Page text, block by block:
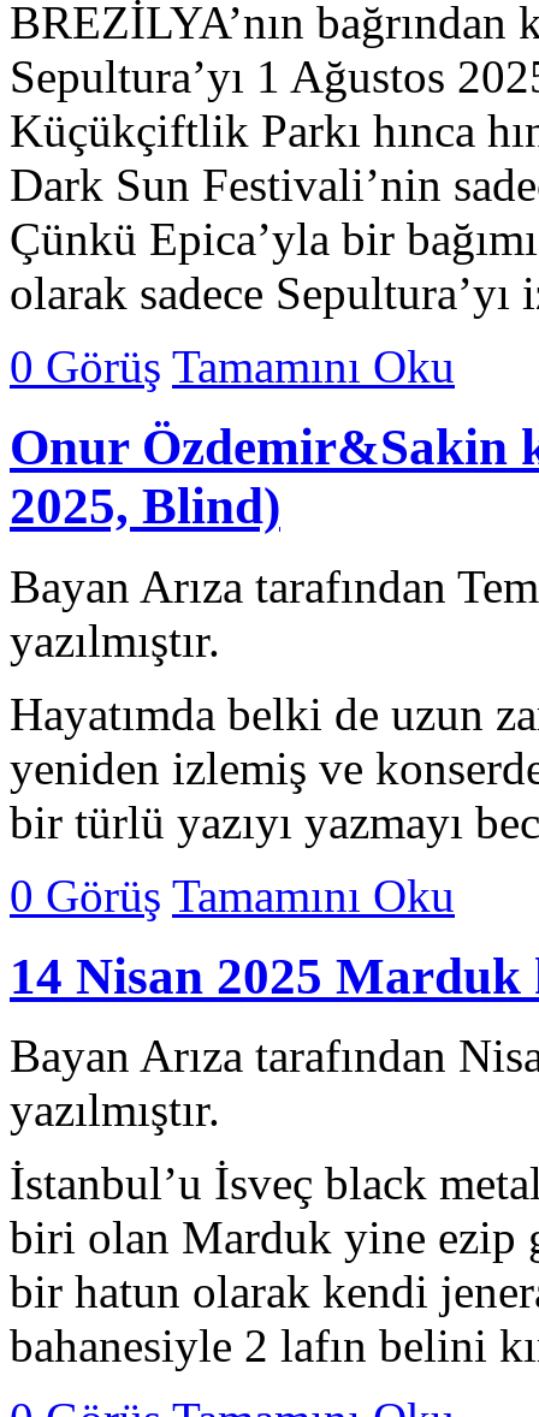
BREZİLYA’nın
Sepultura’yı 1 Ağustos
Küçükçiftlik Parkı hınca
Dark Sun Festivali’nin
Çünkü Epica’yla bir
olarak sadece
0 Görüş Tamamını Oku
Onur Özdemir&Sakin
2025, Blind)
Bayan Arıza tarafından
yazılmıştır.
Hayatımda belki de uzun
yeniden izlemiş ve
bir türlü yazıyı yazmayı
0 Görüş Tamamını Oku
14 Nisan 2025
Bayan Arıza tarafından
yazılmıştır.
İstanbul’u İsveç black
biri olan Marduk yine ezip
bir hatun olarak kendi
bahanesiyle 2 lafın belini